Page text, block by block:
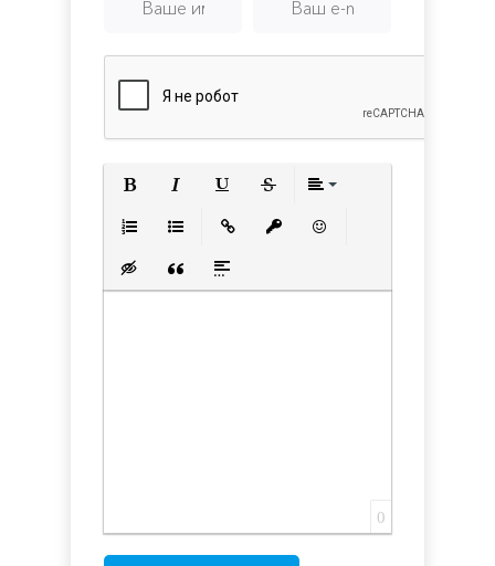
Вставка скрытого текста
Вставка цитаты
Вставка спойлера
0